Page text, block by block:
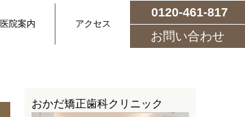
医院案内 アクセス
0120-461-817
お問い合わせ
おかだ矯正歯科クリニック